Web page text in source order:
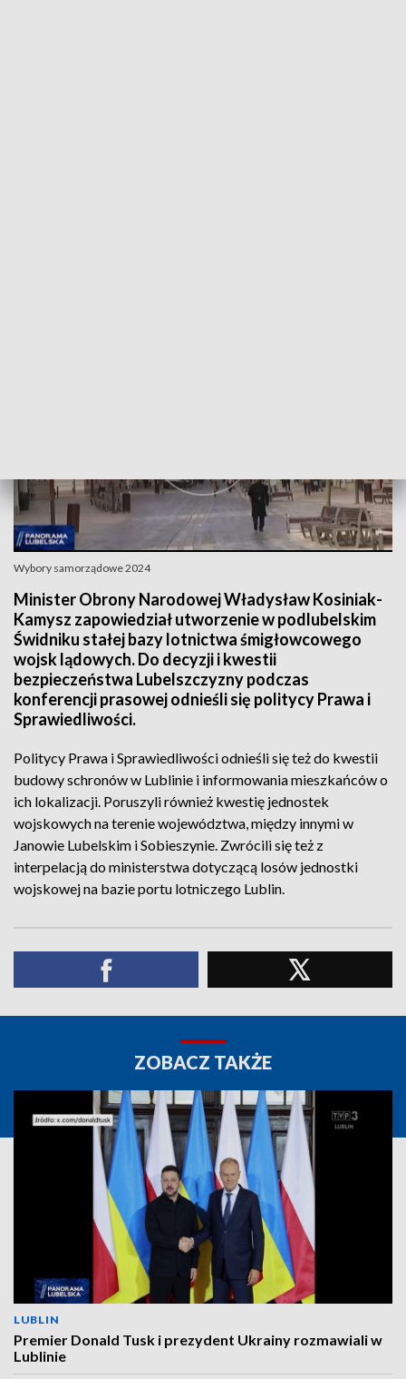
Wybory samorządowe 2024
Minister Obrony Narodowej Władysław Kosiniak-
Kamysz zapowiedział utworzenie w podlubelskim
Świdniku stałej bazy lotnictwa śmigłowcowego
wojsk lądowych. Do decyzji i kwestii
bezpieczeństwa Lubelszczyzny podczas
konferencji prasowej odnieśli się politycy Prawa i
Sprawiedliwości.
Politycy Prawa i Sprawiedliwości odnieśli się też do kwestii
budowy schronów w Lublinie i informowania mieszkańców o
ich lokalizacji. Poruszyli również kwestię jednostek
wojskowych na terenie województwa, między innymi w
Janowie Lubelskim i Sobieszynie. Zwrócili się też z
interpelacją do ministerstwa dotyczącą losów jednostki
wojskowej na bazie portu lotniczego Lublin.
ZOBACZ TAKŻE
LUBLIN
Premier Donald Tusk i prezydent Ukrainy rozmawiali w
Lublinie